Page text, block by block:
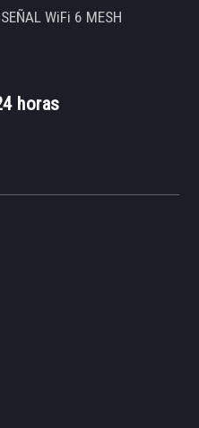
WiFi 6 MESH
horas